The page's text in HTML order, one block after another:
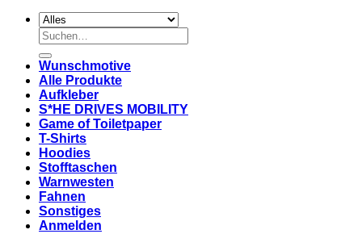
Suchen
nach:
Wunschmotive
Alle Produkte
Aufkleber
S*HE DRIVES MOBILITY
Game of Toiletpaper
T-Shirts
Hoodies
Stofftaschen
Warnwesten
Fahnen
Sonstiges
Anmelden